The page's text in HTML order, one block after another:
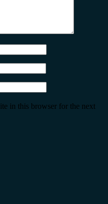
in this browser for the next